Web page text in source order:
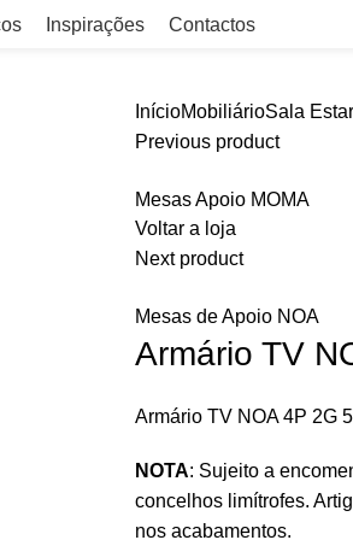
Inspirações Contactos
InícioMobiliárioSala Estar
Previous product
Mesas Apoio MOMA
Voltar a loja
Next product
Mesas de Apoio NOA
Armário TV
Armário TV NOA 4P 2G
NOTA: Sujeito a
concelhos limítrofes.
nos acabamentos.